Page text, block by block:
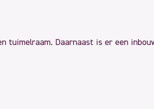
tuimelraam. Daarnaast is er een